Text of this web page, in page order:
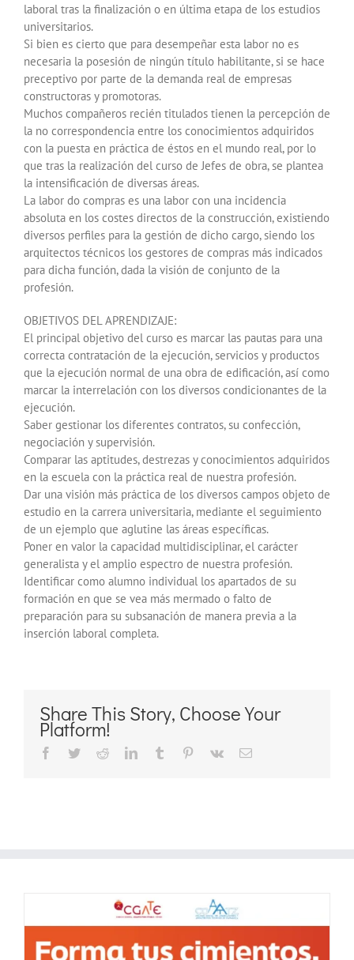
laboral tras la finalización o en última etapa de los estudios
universitarios.
Si bien es cierto que para desempeñar esta labor no es
necesaria la posesión de ningún título habilitante, si se hace
preceptivo por parte de la demanda real de empresas
constructoras y promotoras.
Muchos compañeros recién titulados tienen la percepción de
la no correspondencia entre los conocimientos adquiridos
con la puesta en práctica de éstos en el mundo real, por lo
que tras la realización del curso de Jefes de obra, se plantea
la intensificación de diversas áreas.
La labor do compras es una labor con una incidencia
absoluta en los costes directos de la construcción, existiendo
diversos perfiles para la gestión de dicho cargo, siendo los
arquitectos técnicos los gestores de compras más indicados
para dicha función, dada la visión de conjunto de la
profesión.
OBJETIVOS DEL APRENDIZAJE:
El principal objetivo del curso es marcar las pautas para una
correcta contratación de la ejecución, servicios y productos
que la ejecución normal de una obra de edificación, así como
marcar la interrelación con los diversos condicionantes de la
ejecución.
Saber gestionar los diferentes contratos, su confección,
negociación y supervisión.
Comparar las aptitudes, destrezas y conocimientos adquiridos
en la escuela con la práctica real de nuestra profesión.
Dar una visión más práctica de los diversos campos objeto de
estudio en la carrera universitaria, mediante el seguimiento
de un ejemplo que aglutine las áreas específicas.
Poner en valor la capacidad multidisciplinar, el carácter
generalista y el amplio espectro de nuestra profesión.
Identificar como alumno individual los apartados de su
formación en que se vea más mermado o falto de
preparación para su subsanación de manera previa a la
inserción laboral completa.
Share This Story, Choose Your
Platform!
Facebook
TwitterRedditLinkedInTumblr Pinterest
Vk
Correo